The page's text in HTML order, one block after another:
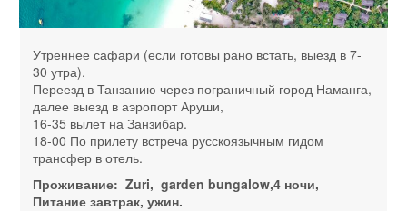
Утреннее сафари (если готовы рано встать, выезд в 7-
30 утра).
Переезд в Танзанию через пограничный город Наманга,
далее выезд в аэропорт Аруши,
16-35 вылет на Занзибар.
18-00 По прилету встреча русскоязычным гидом
трансфер в отель.
Проживание: Zuri, garden bungalow,4 ночи,
Питание завтрак, ужин.